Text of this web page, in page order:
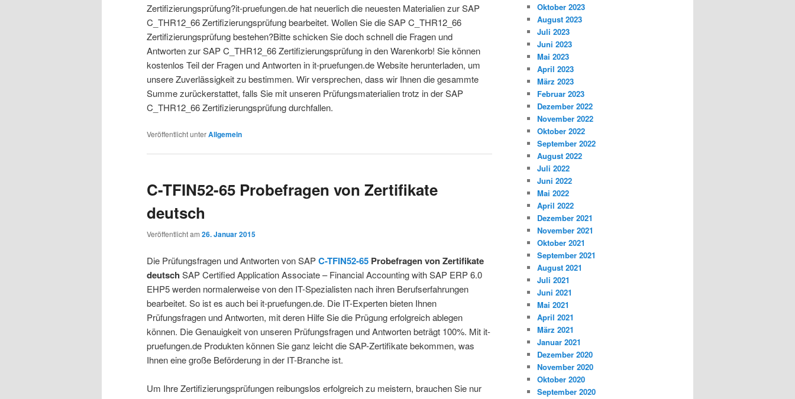
Zertifizierungsprüfung?it-pruefungen.de hat neuerlich die neuesten Materialien zur SAP
C_THR12_66 Zertifizierungsprüfung bearbeitet. Wollen Sie die SAP C_THR12_66
Zertifizierungsprüfung bestehen?Bitte schicken Sie doch schnell die Fragen und
Antworten zur SAP C_THR12_66 Zertifizierungsprüfung in den Warenkorb! Sie können
kostenlos Teil der Fragen und Antworten in it-pruefungen.de Website herunterladen, um
unsere Zuverlässigkeit zu bestimmen. Wir versprechen, dass wir Ihnen die gesammte
Summe zurückerstattet, falls Sie mit unseren Prüfungsmaterialien trotz in der SAP
C_THR12_66 Zertifizierungsprüfung durchfallen.
Veröffentlicht unterAllgemein
C-TFIN52-65 Probefragen von Zertifikate
deutsch
Veröffentlicht am 26. Januar 2015
Die Prüfungsfragen und Antworten von SAPC-TFIN52-65 Probefragen von Zertifikate
deutsch SAP Certified Application Associate – Financial Accounting with SAP ERP 6.0
EHP5 werden normalerweise von den IT-Spezialisten nach ihren Berufserfahrungen
bearbeitet. So ist es auch bei it-pruefungen.de. Die IT-Experten bieten Ihnen
Prüfungsfragen und Antworten, mit deren Hilfe Sie die Prügung erfolgreich ablegen
können. Die Genauigkeit von unseren Prüfungsfragen und Antworten beträgt 100%. Mit it-
pruefungen.de Produkten können Sie ganz leicht die SAP-Zertifikate bekommen, was
Ihnen eine große Beförderung in der IT-Branche ist.
Um Ihre Zertifizierungsprüfungen reibungslos erfolgreich zu meistern, brauchen Sie nur
Oktober 2023
August 2023
Juli 2023
Juni 2023
Mai 2023
April 2023
März 2023
Februar 2023
Dezember 2022
November 2022
Oktober 2022
September 2022
August 2022
Juli 2022
Juni 2022
Mai 2022
April 2022
Dezember 2021
November 2021
Oktober 2021
September 2021
August 2021
Juli 2021
Juni 2021
Mai 2021
April 2021
März 2021
Januar 2021
Dezember 2020
November 2020
Oktober 2020
September 2020